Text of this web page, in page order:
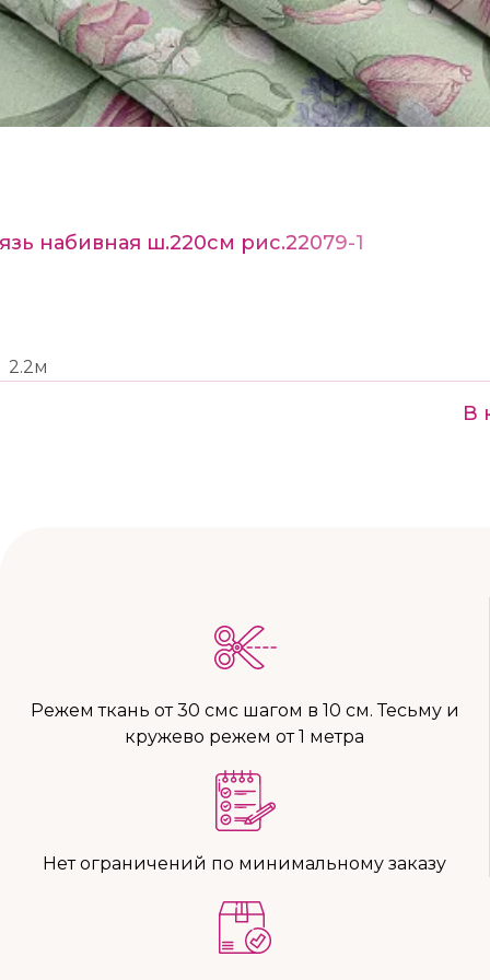
набивная ш.220см рис.22079-1
2.2м
В
Режем ткань от 30 смс шагом в 10 см. Тесьму и
кружево режем от 1 метра
Нет ограничений по минимальному заказу